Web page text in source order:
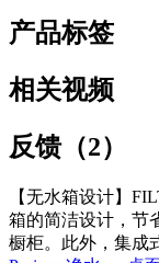
产品标签
相关视频
反馈（2）
【无水箱设计】
箱的简洁设计，节
橱柜。此外，集成